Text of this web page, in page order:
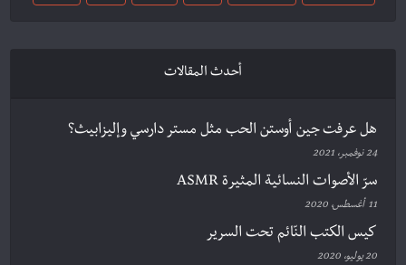
أحدث المقالات
هل عرفت جين أوستن الحب مثل مستر دارسي وإليزابيث؟
24 نوفمبر، 2021
سرّ الأصوات النسائية المثيرة ASMR
11 أغسطس، 2020
كيس الكتب النّائم تحت السرير
20 يوليو، 2020